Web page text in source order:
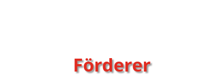
Förderer